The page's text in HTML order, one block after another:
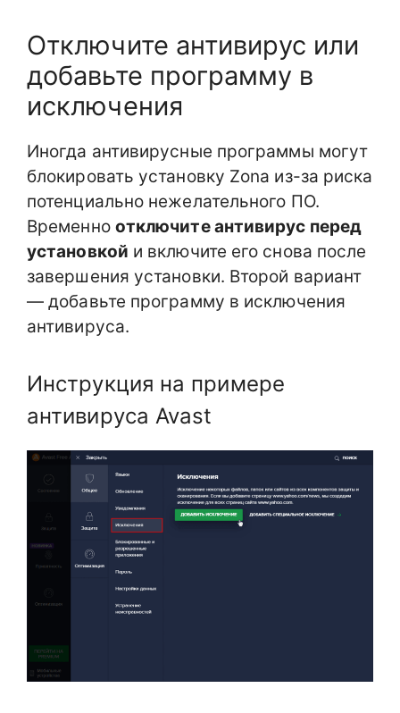
Отключите антивирус или
добавьте программу в
исключения
Иногда антивирусные программы могут
блокировать установку Zona из-за риска
потенциально нежелательного ПО.
Временно отключите антивирус перед
установкой и включите его снова после
завершения установки. Второй вариант
— добавьте программу в исключения
антивируса.
Инструкция на примере
антивируса Avast